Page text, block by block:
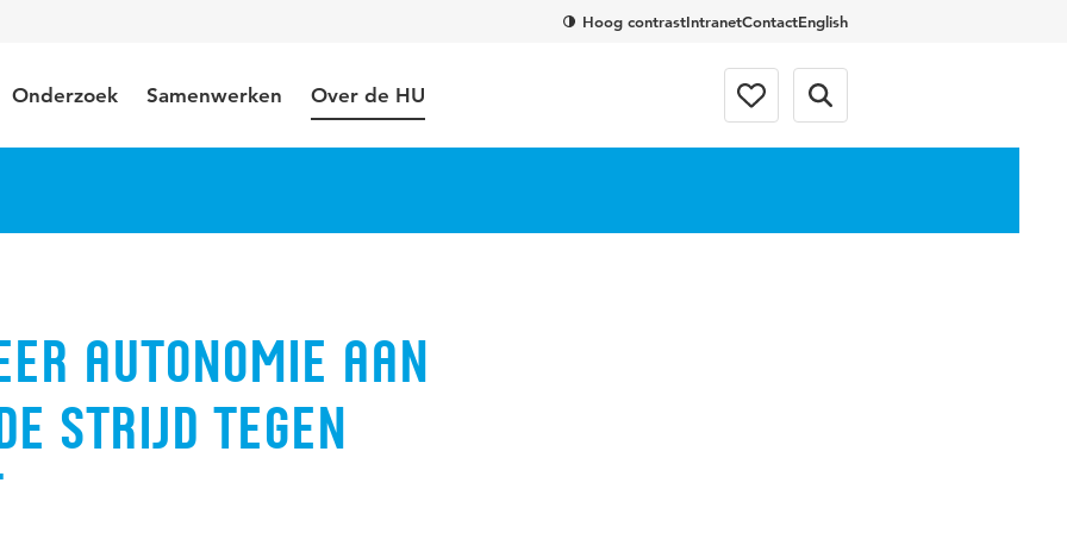
Hoog contrastIntranetContactEnglish
Onderzoek Samenwerken Over de HU
autonomie aan
strijd tegen